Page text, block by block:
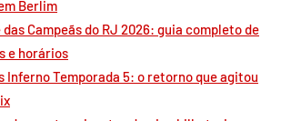
Berlim
das Campeãs do RJ 2026: guia completo de
e horários
Inferno Temporada 5: o retorno que agitou